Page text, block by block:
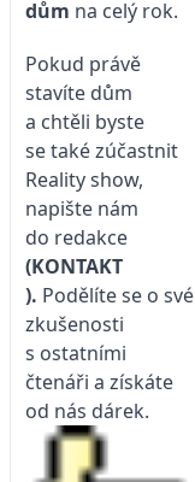
dům na celý rok.
Pokud právě
stavíte dům
a chtěli byste
se také zúčastnit
Reality show,
napište nám
do redakce
(KONTAKT
). Podělíte se o své
zkušenosti
s ostatními
čtenáři a získáte
od nás dárek.